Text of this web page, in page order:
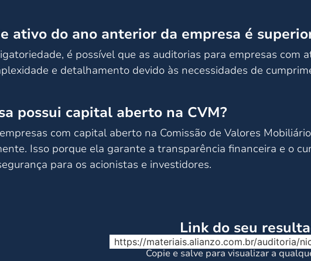
ativo do ano anterior da empresa é
é possível que as auditorias para empresas com
e detalhamento devido às necessidades de
possui capital aberto na CVM?
com capital aberto na Comissão de Valores
Isso porque ela garante a transparência financeira e o
para os acionistas e investidores.
Link do seu
https://materiais.alianzo.com.br/auditoria/
Copie e salve para visualizar a